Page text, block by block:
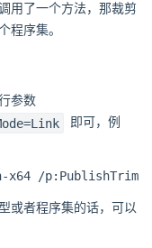
用了一个方法，那裁剪
程序集。
参数
即可，例
或者程序集的话，可以